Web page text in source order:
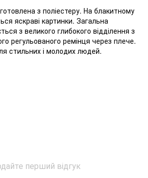
з поліестеру. На блакитному
яскраві картинки. Загальна
з великого глибокого відділення з
регульованого ремінця через плече.
стильних і молодих людей.
перший відгук